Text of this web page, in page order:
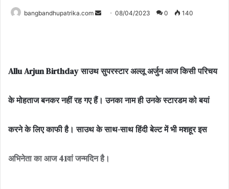
bangbandhupatrika.com
Send08/04/2023 0 140
Allu Arjun Birthday साउथ सुपरस्टार अल्लू अर्जुन आज किसी परिचय
के मोहताज बनकर नहीं रह गए हैं। उनका नाम ही उनके स्टारडम को बयां
करने के लिए काफी है। साउथ के साथ-साथ हिंदी बेल्ट में भी मशहूर इस
अभिनेता का आज 41वां जन्मदिन है।